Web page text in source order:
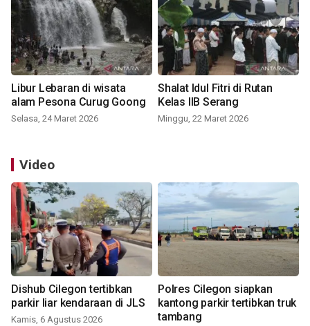
Libur Lebaran di wisata
alam Pesona Curug Goong
Selasa, 24 Maret 2026
Shalat Idul Fitri di Rutan
Kelas IIB Serang
Minggu, 22 Maret 2026
Video
Dishub Cilegon tertibkan
parkir liar kendaraan di JLS
Kamis, 6 Agustus 2026
Polres Cilegon siapkan
kantong parkir tertibkan truk
tambang